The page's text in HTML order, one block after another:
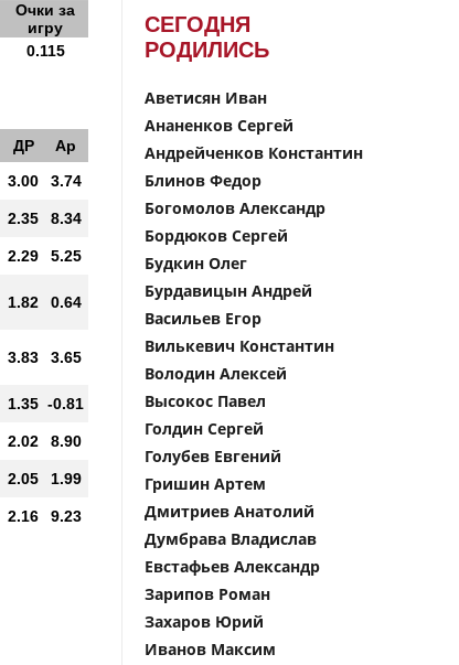
Очки за
игру
0.115
ДР
Ар
3.00 3.74
2.35 8.34
2.29 5.25
1.82 0.64
3.83 3.65
1.35 -0.81
2.02 8.90
2.05 1.99
2.16 9.23
СЕГОДНЯ
РОДИЛИСЬ
Аветисян Иван
Ананенков Сергей
Андрейченков Константин
Блинов Федор
Богомолов Александр
Бордюков Сергей
Будкин Олег
Бурдавицын Андрей
Васильев Егор
Вилькевич Константин
Володин Алексей
Высокос Павел
Голдин Сергей
Голубев Евгений
Гришин Артем
Дмитриев Анатолий
Думбрава Владислав
Евстафьев Александр
Зарипов Роман
Захаров Юрий
Иванов Максим